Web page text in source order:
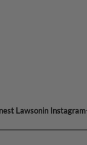
Lawsonin